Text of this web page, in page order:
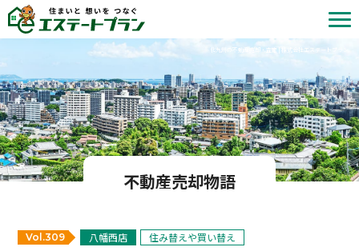
北九州の不動産売却・査定 | 株式会社エステートプラン
不動産売却物語
Vol.309 八幡西店 住み替えや買い替え